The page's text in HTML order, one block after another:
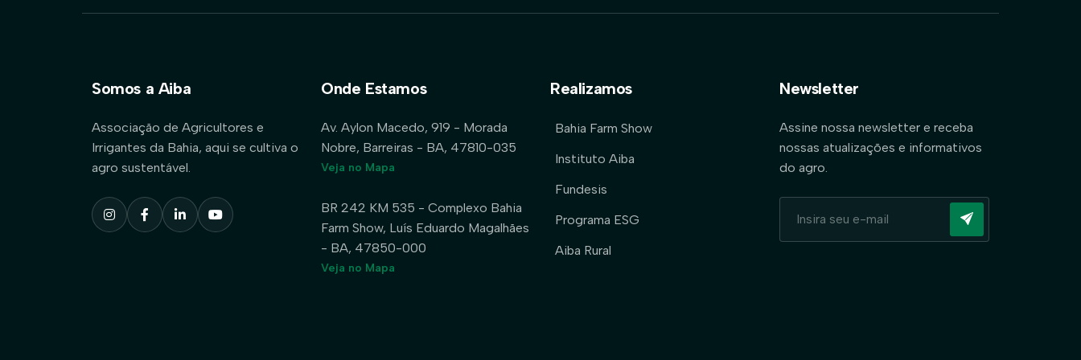
Somos a Aiba
Associação de Agricultores e
Irrigantes da Bahia, aqui se cultiva o
agro sustentável.
Onde Estamos
Av. Aylon Macedo, 919 - Morada
Nobre, Barreiras - BA, 47810-035
Veja no Mapa
BR 242 KM 535 - Complexo Bahia
Farm Show, Luís Eduardo Magalhães
- BA, 47850-000
Veja no Mapa
Realizamos
Bahia Farm Show
Instituto Aiba
Fundesis
Programa ESG
Aiba Rural
Newsletter
Assine nossa newsletter e receba
nossas atualizações e informativos
do agro.